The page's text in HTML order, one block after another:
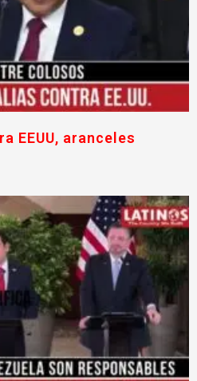
EEUU, aranceles